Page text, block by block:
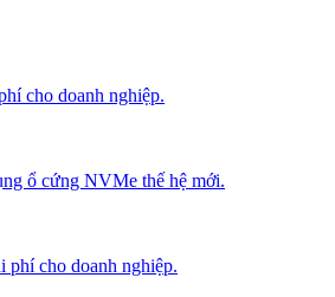
cho doanh nghiệp.
ổ cứng NVMe thế hệ mới.
phí cho doanh nghiệp.